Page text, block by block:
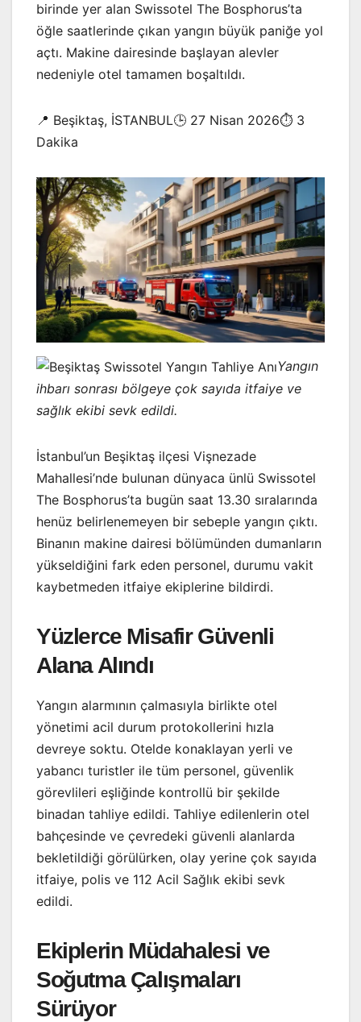
birinde yer alan Swissotel The Bosphorus’ta
öğle saatlerinde çıkan yangın büyük paniğe yol
açtı. Makine dairesinde başlayan alevler
nedeniyle otel tamamen boşaltıldı.
📍 Beşiktaş, İSTANBUL🕒 27 Nisan 2026⏱️ 3
Dakika
Yangın
ihbarı sonrası bölgeye çok sayıda itfaiye ve
sağlık ekibi sevk edildi.
İstanbul’un Beşiktaş ilçesi Vişnezade
Mahallesi’nde bulunan dünyaca ünlü Swissotel
The Bosphorus’ta bugün saat 13.30 sıralarında
henüz belirlenemeyen bir sebeple yangın çıktı.
Binanın makine dairesi bölümünden dumanların
yükseldiğini fark eden personel, durumu vakit
kaybetmeden itfaiye ekiplerine bildirdi.
Yüzlerce Misafir Güvenli
Alana Alındı
Yangın alarmının çalmasıyla birlikte otel
yönetimi acil durum protokollerini hızla
devreye soktu. Otelde konaklayan yerli ve
yabancı turistler ile tüm personel, güvenlik
görevlileri eşliğinde kontrollü bir şekilde
binadan tahliye edildi. Tahliye edilenlerin otel
bahçesinde ve çevredeki güvenli alanlarda
bekletildiği görülürken, olay yerine çok sayıda
itfaiye, polis ve 112 Acil Sağlık ekibi sevk
edildi.
Ekiplerin Müdahalesi ve
Soğutma Çalışmaları
Sürüyor